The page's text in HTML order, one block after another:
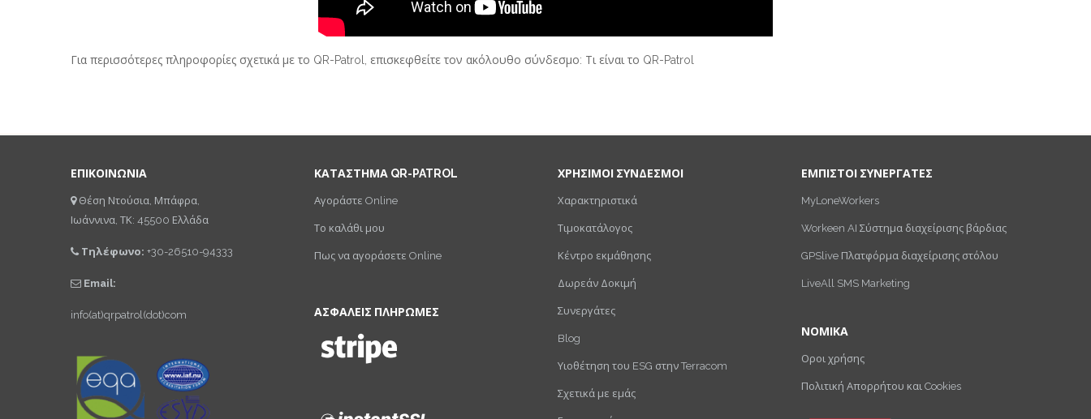
Για περισσότερες πληροφορίες σχετικά με το QR-Patrol, επισκεφθείτε τον ακόλουθο σύνδεσμο: Τι είναι το QR-Patrol
ΕΠΙΚΟΙΝΩΝΙΑ
Θέση Ντούσια, Μπάφρα,
Ιωάννινα, ΤΚ: 45500 Ελλάδα
Τηλέφωνο: +30-26510-94333
Email:
info(at)qrpatrol(dot)com
ΚΑΤΑΣΤΗΜΑ QR-PATROL
Αγοράστε Online
Το καλάθι μου
Πως να αγοράσετε Online
ΑΣΦΑΛΕΙΣ ΠΛΗΡΩΜΕΣ
ΧΡΗΣΙΜΟΙ ΣΥΝΔΕΣΜΟΙ
Χαρακτηριστικά
Τιμοκατάλογος
Κέντρο εκμάθησης
Δωρεάν Δοκιμή
Συνεργάτες
Blog
Υιοθέτηση του ESG στην Terracom
Σχετικά με εμάς
ΕΜΠΙΣΤΟΙ ΣΥΝΕΡΓΑΤΕΣ
MyLoneWorkers
Workeen AI Σύστημα διαχείρισης βάρδιας
GPSlive Πλατφόρμα διαχείρισης στόλου
LiveAll SMS Marketing
ΝΟΜΙΚΑ
Οροι χρήσης
Πολιτική Απορρήτου και Cookies